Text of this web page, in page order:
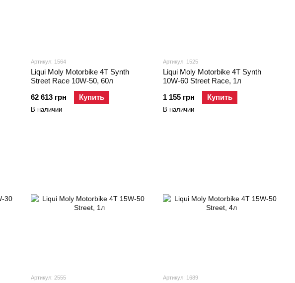
Артикул: 1564
Liqui Moly Motorbike 4T Synth
Street Race 10W-50, 60л
62 613 грн
Купить
В наличии
Артикул: 1525
Liqui Moly Motorbike 4T Synth
10W-60 Street Race, 1л
1 155 грн
Купить
В наличии
Артикул: 2555 Артикул: 1689